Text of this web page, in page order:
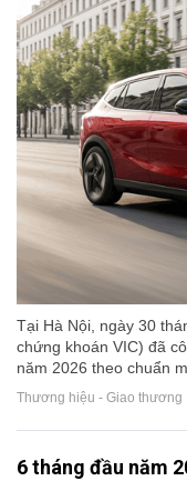
Tại Hà Nội, ngày 30
chứng khoán VIC) đã
năm 2026 theo chuẩn
Thương hiệu - Giao thương
6 tháng đầu năm